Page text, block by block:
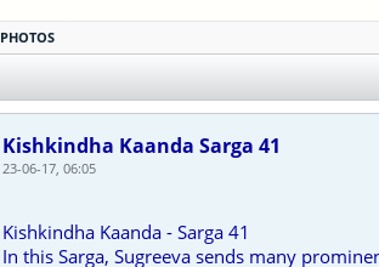
PHOTOS
Kishkindha Kaanda Sarga 41
23-06-17, 06:05
Kishkindha Kaanda - Sarga 41
In this Sarga, Sugreeva sends many